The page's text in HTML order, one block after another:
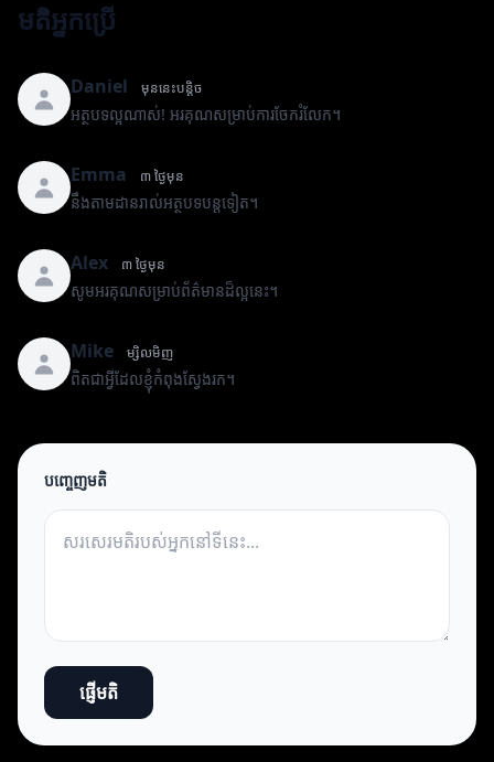
មតិអ្នកប្រើ
Daniel មុននេះបន្តិច
អត្ថបទល្អណាស់! អរគុណសម្រាប់ការចែករំលែក។
Emma ៣ ថ្ងៃមុន
នឹងតាមដានរាល់អត្ថបទបន្តទៀត។
Alex ៣ ថ្ងៃមុន
សូមអរគុណសម្រាប់ព័ត៌មានដ៏ល្អនេះ។
Mike ម្សិលមិញ
ពិតជាអ្វីដែលខ្ញុំកំពុងស្វែងរក។
បញ្ចេញមតិ
ផ្ញើមតិ